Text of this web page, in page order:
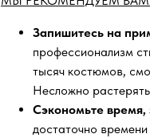
Запишитесь на
профессионализм
тысяч костюмов,
Несложно
Сэкономьте
достаточно